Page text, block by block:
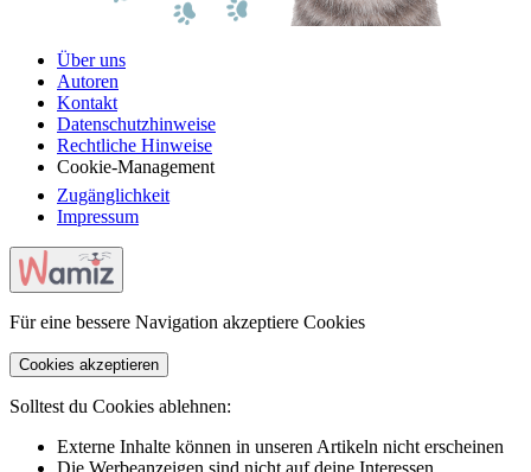
Über uns
Autoren
Kontakt
Datenschutzhinweise
Rechtliche Hinweise
Cookie-Management
Zugänglichkeit
Impressum
Für eine bessere Navigation akzeptiere Cookies
Cookies akzeptieren
Solltest du Cookies ablehnen:
Externe Inhalte können in unseren Artikeln nicht erscheinen
Die Werbeanzeigen sind nicht auf deine Interessen